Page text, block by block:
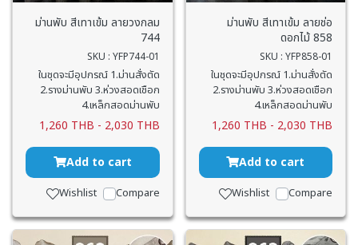
ม่านพับ สีเทาเข้ม ลายวงกลม
744
SKU : YFP744-01
ในชุดจะมีอุปกรณ์ 1.ม่านสั่งตัด
2.รางม่านพับ 3.ห่วงสอดเชือก
4.เหล็กสอดม่านพับ
1,260 THB - 2,030 THB
Add to cart
Wishlist Compare
ม่านพับ สีเทาเข้ม ลายช่อ
ดอกไม้ 858
SKU : YFP858-01
ในชุดจะมีอุปกรณ์ 1.ม่านสั่งตัด
2.รางม่านพับ 3.ห่วงสอดเชือก
4.เหล็กสอดม่านพับ
1,260 THB - 2,030 THB
Add to cart
Wishlist Compare